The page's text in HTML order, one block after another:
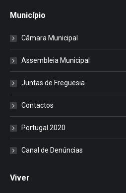
Município
Câmara Municipal
Assembleia Municipal
Juntas de Freguesia
Contactos
Portugal 2020
Canal de Denúncias
Viver